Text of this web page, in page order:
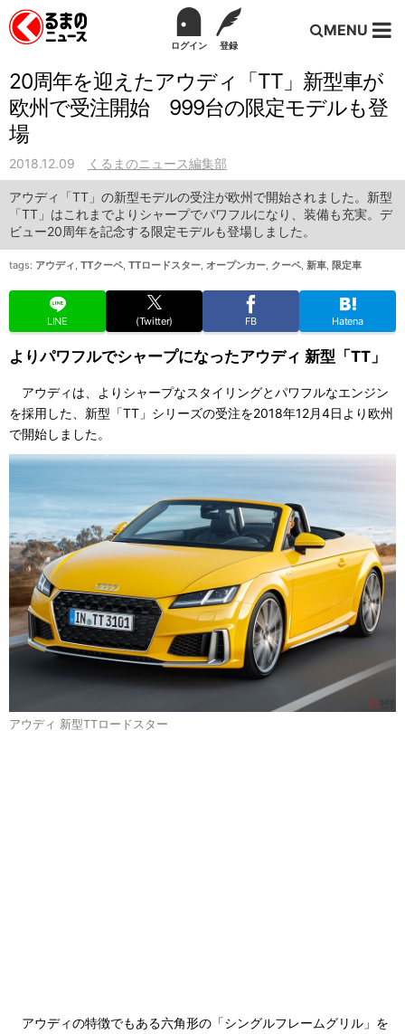
ログイン 登録
MENU
20周年を迎えたアウディ「TT」新型車が
欧州で受注開始 999台の限定モデルも登
場
2018.12.09 くるまのニュース編集部
アウディ「TT」の新型モデルの受注が欧州で開始されました。新型
「TT」はこれまでよりシャープでパワフルになり、装備も充実。デ
ビュー20周年を記念する限定モデルも登場しました。
tags: アウディ , TTクーペ, TTロードスター, オープンカー, クーペ, 新車, 限定車
LINE (Twitter) FB Hatena
よりパワフルでシャープになったアウディ 新型「TT」
アウディは、よりシャープなスタイリングとパワフルなエンジン
を採用した、新型「TT」シリーズの受注を2018年12月4日より欧州
で開始しました。
アウディ 新型TTロードスター
アウディの特徴でもある六角形の「シングルフレームグリル」を